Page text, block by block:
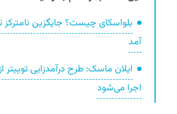
بلواسکای چیست؟ جایگزین نامترکز
آمد
ایلان ماسک: طرح درآمدزایی توییتر
اجرا می‌شود